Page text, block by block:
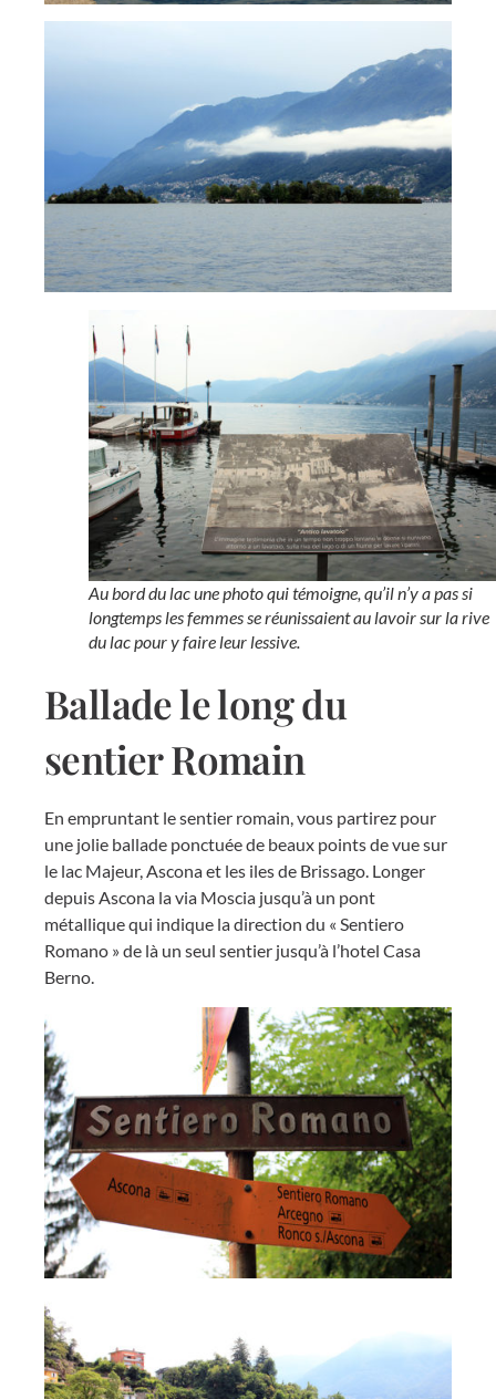
Au bord du lac une photo qui témoigne, qu’il n’y a pas si
longtemps les femmes se réunissaient au lavoir sur la rive
du lac pour y faire leur lessive.
Ballade le long du
sentier Romain
En empruntant le sentier romain, vous partirez pour
une jolie ballade ponctuée de beaux points de vue sur
le lac Majeur, Ascona et les iles de Brissago. Longer
depuis Ascona la via Moscia jusqu’à un pont
métallique qui indique la direction du « Sentiero
Romano » de là un seul sentier jusqu’à l’hotel Casa
Berno.